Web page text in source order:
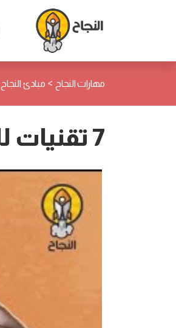
مهارات النجاح > مبادئ النجاح
7 تقنيات للعصف الذهني لاستلهام أفكار أكثر إبداعاً